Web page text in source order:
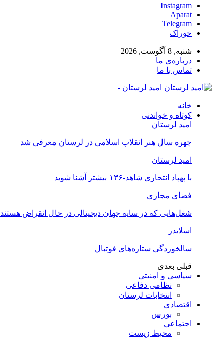
Instagram
Aparat
Telegram
خوراک
شنبه, 8 آگوست, 2026
درباره‌ی ما
تماس با ما
امید لرستان -
خانه
کوتاه و خواندنی
امید لرستان
چهره سال هنر انقلاب اسلامی در لرستان معرفی شد
امید لرستان
با پهپاد انتحاری شاهد-۱۳۶ بیشتر آشنا شوید
فضای مجازی
شغل‌‌هایی که در سایه جهان دیجیتالی در حال انقراض هستند
اسلایدر
سالخوردگی ستاره‌های فوتبال
قبلی بعدی
سیاسی و امنیتی
نظامی دفاعی
انتخابات لرستان
اقتصادی
بورس
اجتماعی
محیط زیست